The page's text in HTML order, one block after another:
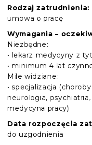
Rodzaj zatrudnienia:
umowa o pracę
Wymagania –
Niezbędne:
• lekarz medycyny z
• minimum 4 lat
Mile widziane:
• specjalizacja
neurologia,
medycyna pracy)
Data rozpoczęcia
do uzgodnienia